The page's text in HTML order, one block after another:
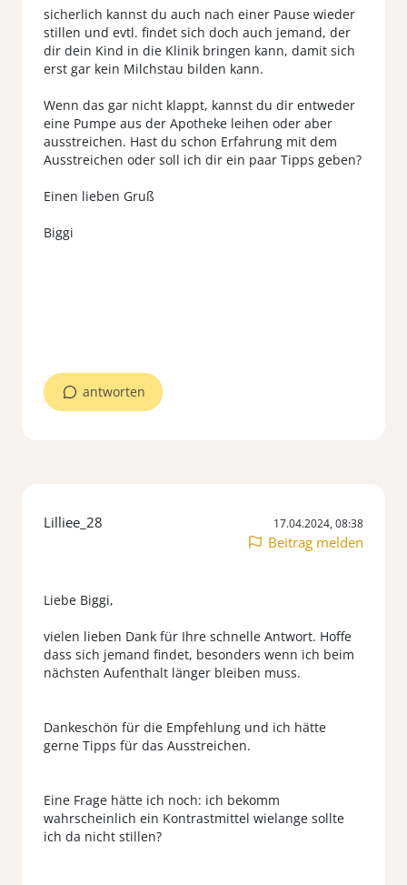
sicherlich kannst du auch nach einer Pause wieder
stillen und evtl. findet sich doch auch jemand, der
dir dein Kind in die Klinik bringen kann, damit sich
erst gar kein Milchstau bilden kann.
Wenn das gar nicht klappt, kannst du dir entweder
eine Pumpe aus der Apotheke leihen oder aber
ausstreichen. Hast du schon Erfahrung mit dem
Ausstreichen oder soll ich dir ein paar Tipps geben?
Einen lieben Gruß
Biggi
antworten
Lilliee_28 17.04.2024, 08:38
Beitrag melden
Liebe Biggi,
vielen lieben Dank für Ihre schnelle Antwort. Hoffe
dass sich jemand findet, besonders wenn ich beim
nächsten Aufenthalt länger bleiben muss.
Dankeschön für die Empfehlung und ich hätte
gerne Tipps für das Ausstreichen.
Eine Frage hätte ich noch: ich bekomm
wahrscheinlich ein Kontrastmittel wielange sollte
ich da nicht stillen?